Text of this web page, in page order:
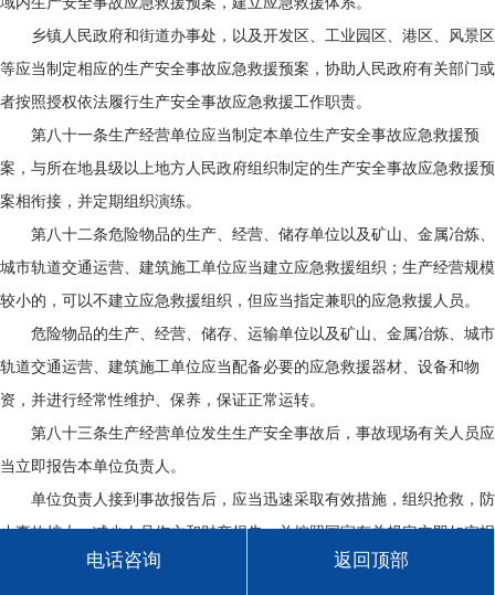
乡镇人民政府和街道办事处，以及开发区、工业园区、港区、风景区
等应当制定相应的生产安全事故应急救援预案，协助人民政府有关部门或
者按照授权依法履行生产安全事故应急救援工作职责。
第八十一条生产经营单位应当制定本单位生产安全事故应急救援预
案，与所在地县级以上地方人民政府组织制定的生产安全事故应急救援预
案相衔接，并定期组织演练。
第八十二条危险物品的生产、经营、储存单位以及矿山、金属冶炼、
城市轨道交通运营、建筑施工单位应当建立应急救援组织；生产经营规模
较小的，可以不建立应急救援组织，但应当指定兼职的应急救援人员。
危险物品的生产、经营、储存、运输单位以及矿山、金属冶炼、城市
轨道交通运营、建筑施工单位应当配备必要的应急救援器材、设备和物
资，并进行经常性维护、保养，保证正常运转。
第八十三条生产经营单位发生生产安全事故后，事故现场有关人员应
当立即报告本单位负责人。
单位负责人接到事故报告后，应当迅速采取有效措施，组织抢救，防
止事故扩大，减少人员伤亡和财产损失，并按照国家有关规定立即如实报
告当地负有安全生产监督管理职责的部门，不得隐瞒不报、谎报或者迟
电话咨询 返回顶部